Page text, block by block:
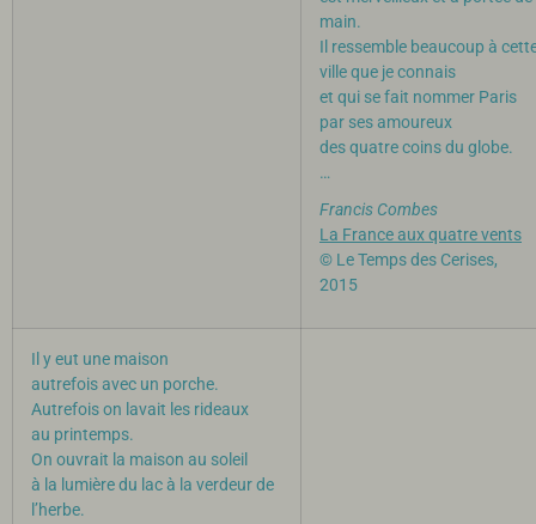
main.
Il ressemble beaucoup à
ville que je connais
et qui se fait nommer Paris
par ses amoureux
des quatre coins du globe.
…
Francis Combes
La France aux quatre vents
© Le Temps des Cerises,
2015
Il y eut une maison
autrefois avec un porche.
Autrefois on lavait les rideaux
au printemps.
On ouvrait la maison au soleil
à la lumière du lac à la verdeur de
l’herbe.